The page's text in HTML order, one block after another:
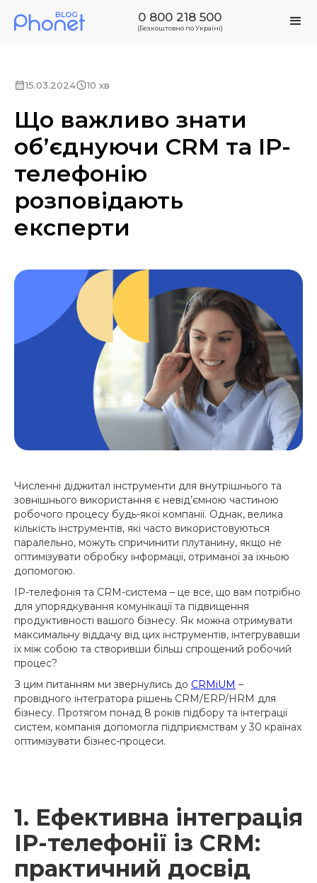
0 800 218 500
(Безкоштовно по Україні)
15.03.2024 10 хв
Що важливо знати
обʼєднуючи CRM та IP-
телефонію
розповідають
експерти
Численні діджитал інструменти для внутрішнього та
зовнішнього використання є невід’ємною частиною
робочого процесу будь-якої компанії. Однак, велика
кількість інструментів, які часто використовуються
паралельно, можуть спричинити плутанину, якщо не
оптимізувати обробку інформації, отриманої за їхньою
допомогою.
IP-телефонія та CRM-система – це все, що вам потрібно
для упорядкування комунікації та підвищення
продуктивності вашого бізнесу. Як можна отримувати
максимальну віддачу від цих інструментів, інтегрувавши
їх між собою та створивши більш спрощений робочий
процес?
З цим питанням ми звернулись до CRMiUM –
провідного інтегратора рішень CRM/ERP/HRM для
бізнесу. Протягом понад 8 років підбору та інтеграції
систем, компанія допомогла підприємствам у 30 країнах
оптимізувати бізнес-процеси.
1. Ефективна інтеграція
IP-телефонії із CRM:
практичний досвід